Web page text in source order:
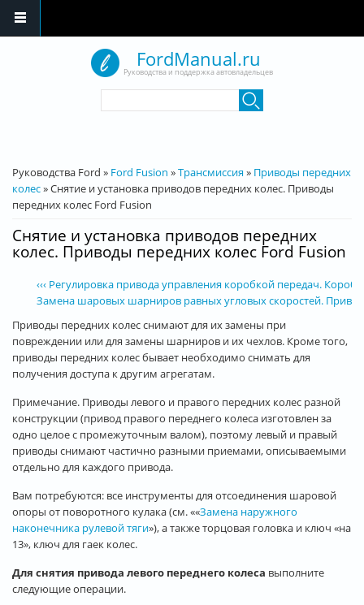
FordManual.ru
Руководства и поддержка автовладельцев
Вы здесь
Руководства Ford » Ford Fusion »Трансмиссия» Приводы передних
колес»Снятие и установка приводов передних колес. Приводы
передних колес Ford Fusion
Снятие и установка приводов передних
колес. Приводы передних колес Ford Fusion
‹‹‹ Регулировка привода управления коробкой передач.
Замена шаровых шарниров равных угловых скоростей.
Приводы передних колес снимают для их замены при
повреждении или для замены шарниров и их чехлов. Кроме того,
приводы передних колес бывает необходимо снимать для
получения доступа к другим агрегатам.
Примечание. Приводы левого и правого передних колес разной
конструкции (привод правого переднего колеса изготовлен за
одно целое с промежуточным валом), поэтому левый и правый
приводы снимают частично разными приемами, описываемыми
отдельно для каждого привода.
Вам потребуются: все инструменты для отсоединения шаровой
опоры от поворотного кулака (см. ««Замена наружного
наконечника рулевой тяги»), а также торцовая головка и ключ «на
13», ключ для гаек колес.
Для снятия привода левого переднего колеса выполните
следующие операции.